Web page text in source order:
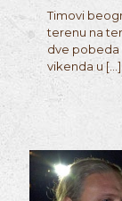
Timovi
terenu na
dve pobeda
vikenda u […]